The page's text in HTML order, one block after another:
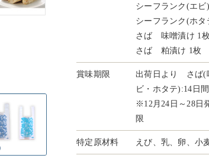
シーフランク(エビ
シーフランク(ホタ
さば 味噌漬け 1
さば 粕漬け 1枚
賞味期限
出荷日より さば(
ビ・ホタテ):14日
※12月24日～28日
限
特定原材料 えび、乳、卵、小